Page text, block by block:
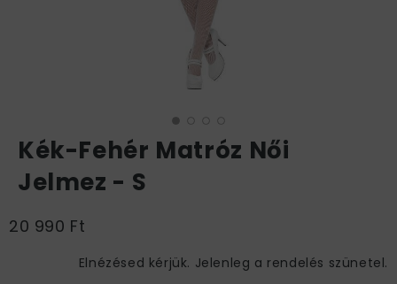
Kék-Fehér Matróz Női
Jelmez - S
20 990 Ft
Elnézésed kérjük. Jelenleg a rendelés szünetel.